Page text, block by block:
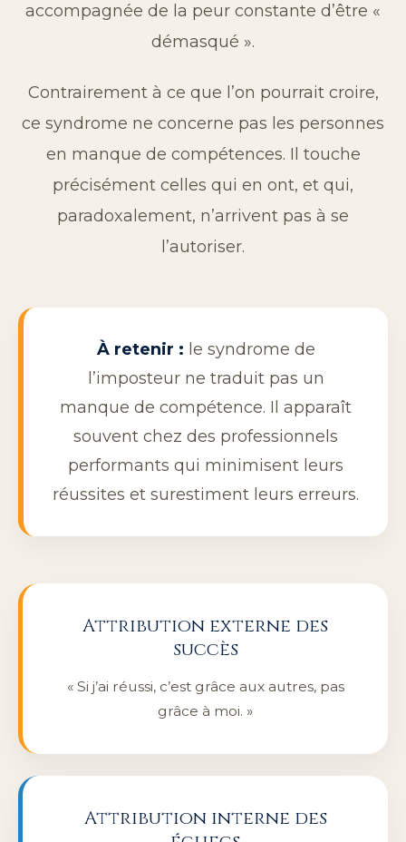
accompagnée de la peur constante d’être «
démasqué ».
Contrairement à ce que l’on pourrait croire,
ce syndrome ne concerne pas les personnes
en manque de compétences. Il touche
précisément celles qui en ont, et qui,
paradoxalement, n’arrivent pas à se
l’autoriser.
À retenir : le syndrome de
l’imposteur ne traduit pas un
manque de compétence. Il apparaît
souvent chez des professionnels
performants qui minimisent leurs
réussites et surestiment leurs erreurs.
Attribution externe des
succès
« Si j’ai réussi, c’est grâce aux autres, pas
grâce à moi. »
Attribution interne des